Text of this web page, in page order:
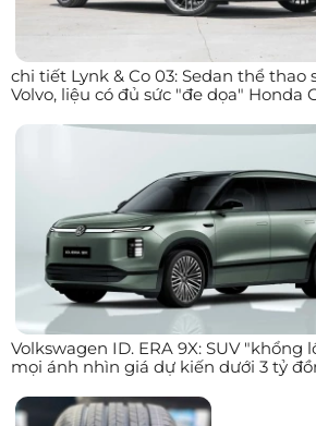
chi tiết Lynk & Co 03: Sedan thể thao
Volvo, liệu có đủ sức "đe dọa" Honda
Volkswagen ID. ERA 9X: SUV "khổng
mọi ánh nhìn giá dự kiến dưới 3 tỷ